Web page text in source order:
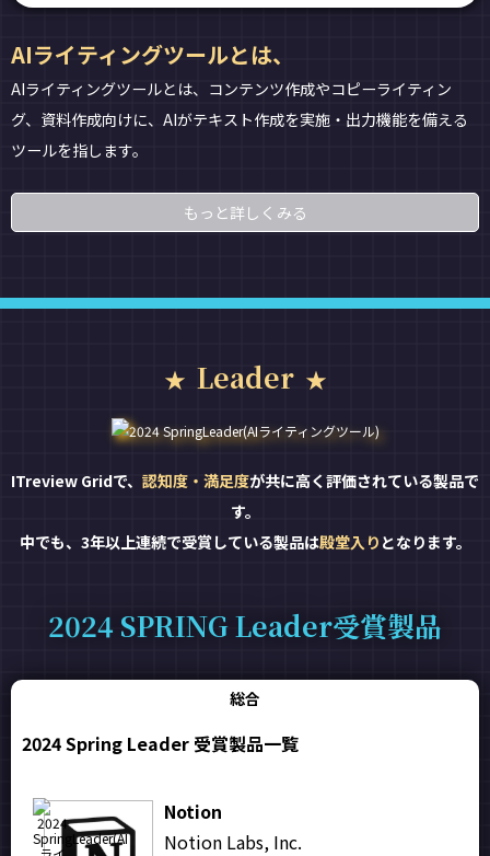
AIライティングツールとは、
AIライティングツールとは、コンテンツ作成やコピーライティン
グ、資料作成向けに、AIがテキスト作成を実施・出力機能を備える
ツールを指します。
もっと詳しくみる
Leader
ITreview Gridで、 認知度・満足度が共に高く評価されている製品で
す。
中でも、3年以上連続で受賞している製品は殿堂入り となります。
2024 SPRING Leader受賞製品
総合
2024 Spring Leader 受賞製品一覧
Notion
Notion Labs, Inc.